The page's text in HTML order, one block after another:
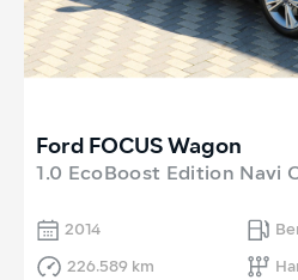
Ford FOCUS Wagon
1.0 EcoBoost Edition Navi
2014
226.589 km